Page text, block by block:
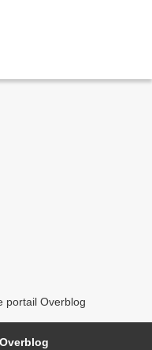
portail Overblog